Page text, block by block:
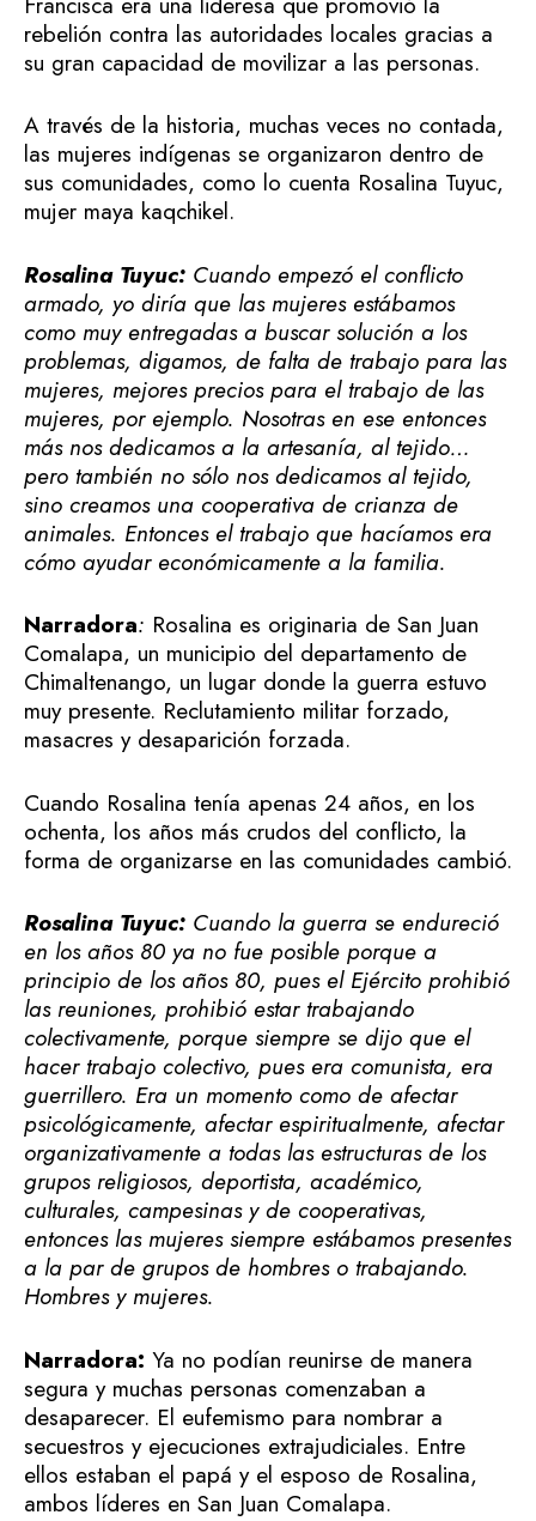
rebelión contra las autoridades locales gracias a
su gran capacidad de movilizar a las personas.
A través de la historia, muchas veces no contada,
las mujeres indígenas se organizaron dentro de
sus comunidades, como lo cuenta Rosalina Tuyuc,
mujer maya kaqchikel.
Rosalina Tuyuc: Cuando empezó el conflicto
armado, yo diría que las mujeres estábamos
como muy entregadas a buscar solución a los
problemas, digamos, de falta de trabajo para las
mujeres, mejores precios para el trabajo de las
mujeres, por ejemplo. Nosotras en ese entonces
más nos dedicamos a la artesanía, al tejido…
pero también no sólo nos dedicamos al tejido,
sino creamos una cooperativa de crianza de
animales. Entonces el trabajo que hacíamos era
cómo ayudar económicamente a la familia.
Narradora: Rosalina es originaria de San Juan
Comalapa, un municipio del departamento de
Chimaltenango, un lugar donde la guerra estuvo
muy presente. Reclutamiento militar forzado,
masacres y desaparición forzada.
Cuando Rosalina tenía apenas 24 años, en los
ochenta, los años más crudos del conflicto, la
forma de organizarse en las comunidades cambió.
Rosalina Tuyuc: Cuando la guerra se endureció
en los años 80 ya no fue posible porque a
principio de los años 80, pues el Ejército prohibió
las reuniones, prohibió estar trabajando
colectivamente, porque siempre se dijo que el
hacer trabajo colectivo, pues era comunista, era
guerrillero. Era un momento como de afectar
psicológicamente, afectar espiritualmente, afectar
organizativamente a todas las estructuras de los
grupos religiosos, deportista, académico,
culturales, campesinas y de cooperativas,
entonces las mujeres siempre estábamos presentes
a la par de grupos de hombres o trabajando.
Hombres y mujeres.
Narradora: Ya no podían reunirse de manera
segura y muchas personas comenzaban a
desaparecer. El eufemismo para nombrar a
secuestros y ejecuciones extrajudiciales. Entre
ellos estaban el papá y el esposo de Rosalina,
ambos líderes en San Juan Comalapa.